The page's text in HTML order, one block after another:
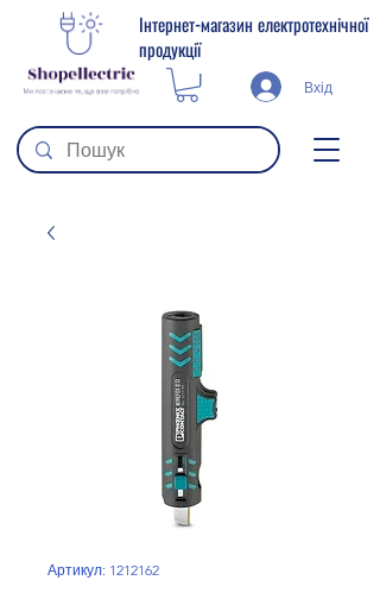
Інтернет-магазин електротехнічної
продукції
Вхід
Артикул: 1212162